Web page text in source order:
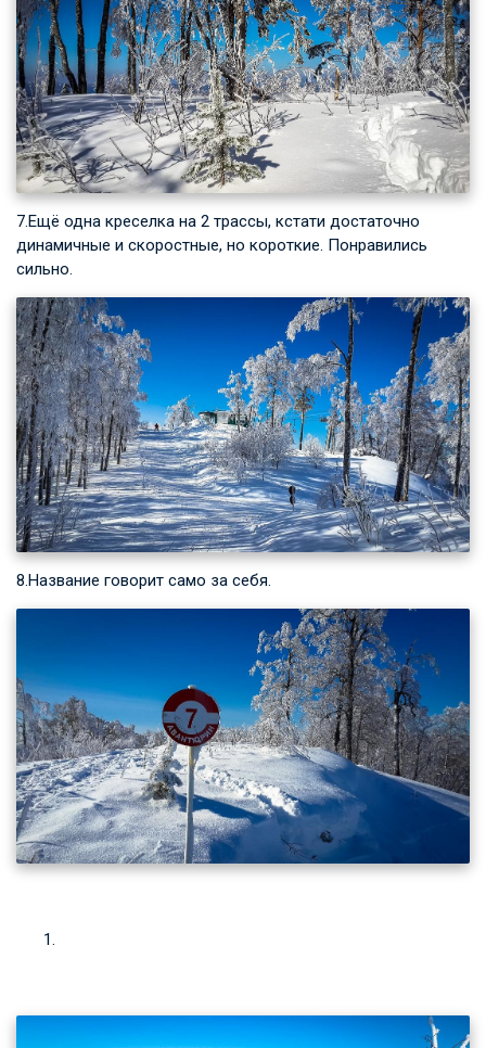
7.Ещё одна креселка на 2 трассы, кстати достаточно
динамичные и скоростные, но короткие. Понравились
сильно.
8.Название говорит само за себя.